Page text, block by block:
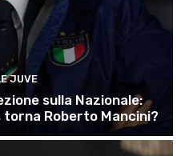
JUVE
sulla Nazionale:
torna Roberto Mancini?